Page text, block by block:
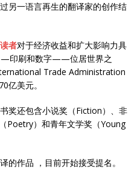
另一语言再生的翻译家的创作结
者对于经济收益和扩大影响力具
印刷和数字——位居世界之
Trade Administration
亿美元。
奖还包含小说奖（Fiction）、非
Poetry）和青年文学奖（Young
的作品 ，目前开始接受提名。